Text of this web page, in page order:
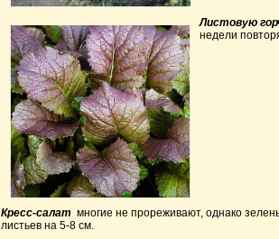
Листовую
недели
Кресс-салат многие не прореживают, однако
листьев на 5-8 см.